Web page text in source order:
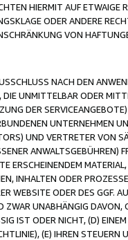
HIERMIT AUF
ODER ANDERE
VON
NACH DEN
UNMITTELBAR ODER
DER
UNTERNEHMEN
UND VERTRETER VON
ERSCHEINENDEM
INHALTEN ODER
WEBSITE ODER DES GGF.
UNABHÄNGIG
IST ODER NICHT, (D)
(E) IHREN